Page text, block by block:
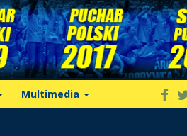
Multimedia